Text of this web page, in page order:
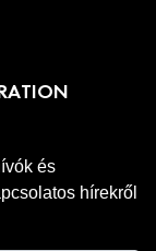
és
hírekről